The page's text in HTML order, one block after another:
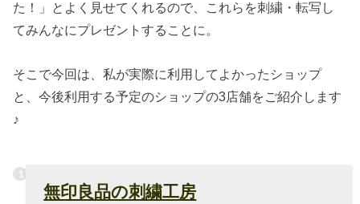
た！」とよく見せてくれるので、これらを刺繍・転写し
てみんなにプレゼントすることに。
そこで今回は、私が実際に利用してよかったショップ
と、今後利用する予定のショップの3店舗をご紹介します
♪
無印良品の刺繍工房